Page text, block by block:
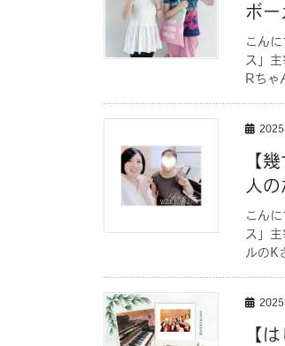
ボー
こん
ス」
Rちゃ
2025
【
人の
こん
ス」
ルのK
2025
【